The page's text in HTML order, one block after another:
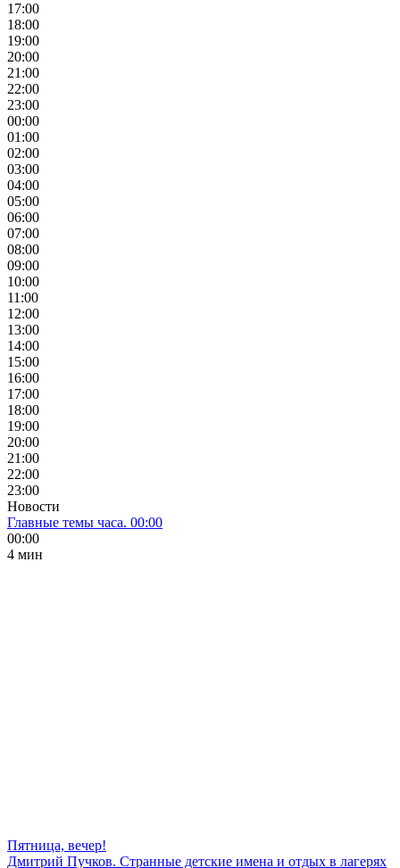
17:00
18:00
19:00
20:00
21:00
22:00
23:00
00:00
01:00
02:00
03:00
04:00
05:00
06:00
07:00
08:00
09:00
10:00
11:00
12:00
13:00
14:00
15:00
16:00
17:00
18:00
19:00
20:00
21:00
22:00
23:00
Новости
Главные темы часа. 00:00
00:00
4 мин
Пятница, вечер!
Дмитрий Пучков. Странные детские имена и отдых в лагерях